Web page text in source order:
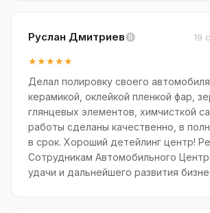
Руслан Дмитриев 19
★★★★★
Делал полировку своего
керамикой, оклейкой пленкой фар,
глянцевых элементов, химчисткой
работы сделаны качественно, в
в срок. Хороший детейлинг центр!
Сотрудникам Автомобильного
удачи и дальнейшего развития